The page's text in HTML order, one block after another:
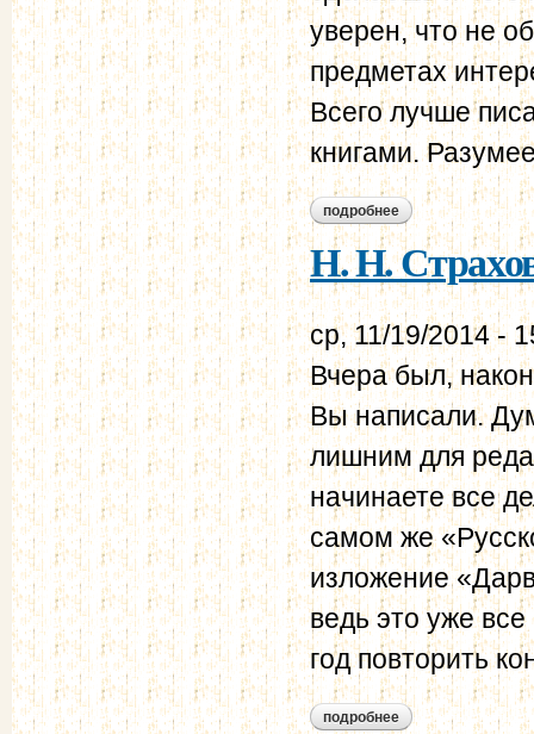
уверен, что не
предметах
Всего лучше
книгами.
подробнее о н. н. страхов -
Н. Н.
ср, 11/19/2014 -
Вчера был,
Вы написали.
лишним для
начинаете все
самом же
изложение
ведь это уже
год повторить
подробнее о н. н. страхов -